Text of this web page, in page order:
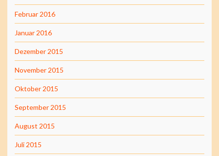
Februar 2016
Januar 2016
Dezember 2015
November 2015
Oktober 2015
September 2015
August 2015
Juli 2015